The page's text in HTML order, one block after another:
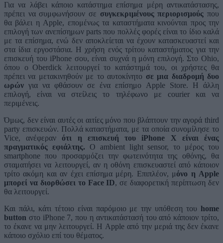
Για να λάβει κάποιο κατάστημα επίσημα μέρη αντικατάστασης,
πρέπει να συμφωνήσουν σε συγκεκριμένους περιορισμούς που
θα βάλει η Apple, επομένως τα καταστήματα κινούνται προς την
επιλογή των ανεπίσημων parts που πολλές φορές είναι το ίδιο καλά
με τα επίσημα, ενώ δεν αποκλείεται να έχουν κατασκευαστεί και
στα ίδια εργοστάσια. Η χρήση ενός τρίτου καταστήματος για την
επισκευή του iPhone σου, είναι συχνά η μόνη επιλογή. Στο Ohio,
όπου ο Oberdick λειτουργεί το κατάστημά του, οι χρήστες θα
πρέπει να μετακινηθούν με το αυτοκίνητο σε μια διαδρομή δυο
ωρών για να φθάσουν σε ένα επίσημο Apple Store. Η άλλη
επιλογή, είναι να στείλεις το τηλέφωνο με courier και να
περιμένεις.
Όμως, δεν είναι αυτές οι αιτίες μόνο που βλάπτουν την αγορά third
party επισκευών. Πολλά καταστήματα, με τα οποία συνομίλησε το
Vice, ανέφεραν ότι η επισκευή του iPhone X είναι ένας
πραγματικός εφιάλτης. Ο ambient light sensor, το μέρος του
smartphone που προσαρμόζει την φωτεινότητα της οθόνης, θα
σταματήσει να λειτουργεί, αν η οθόνη επισκευαστεί από κάποιον
τρίτο ακόμη και αν έχει επίσημα μέρη. Επιπλέον, μόνο η Apple
μπορεί να διορθώσει το Face ID, σε διαφορετική περίπτωση δεν
θα λειτουργεί.
Και πάλι, κάτι τέτοιο είναι παρόμοιο με την υπόθεση του home
button στο iPhone 7, που η αντικατάστασή του από κάποιον τρίτο,
το έκανε να μην λειτουργεί. Η Apple από την μεριά της δεν έκανε
κάποιο σχόλιο επί του θέματος.